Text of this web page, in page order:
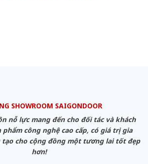
SHOWROOM SAIGONDOOR
nỗ lực mang đến cho đối tác và khách
công nghệ cao cấp, có giá trị gia
tạo cho cộng đồng một tương lai tốt đẹp
hơn!